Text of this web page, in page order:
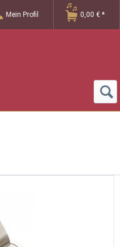
Mein Profil 0,00 € *